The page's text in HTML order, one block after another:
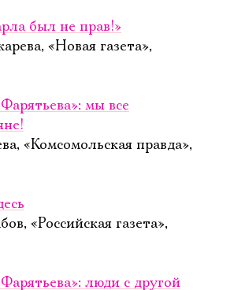
был не прав!»
«Новая газета»,
мы все
«Комсомольская правда»,
«Российская газета»,
люди с другой